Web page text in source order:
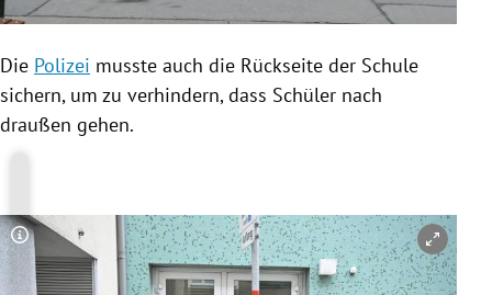
Die Polizei musste auch die Rückseite der Schule
sichern, um zu verhindern, dass Schüler nach
draußen gehen.
Copyright-Hinweis öffnen/schließen